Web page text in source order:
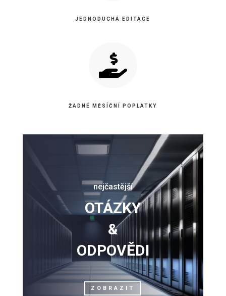
JEDNODUCHÁ EDITACE

ŽADNÉ MĚSÍČNÍ POPLATKY
nejčastější
OTÁZKY
&
ODPOVĚDI
ZOBRAZIT